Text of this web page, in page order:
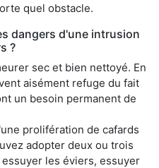
quel obstacle.
dangers d'une intrusion
?
sec et bien nettoyé. En
aisément refuge du fait
un besoin permanent de
prolifération de cafards
adopter deux ou trois
les éviers, essuyer